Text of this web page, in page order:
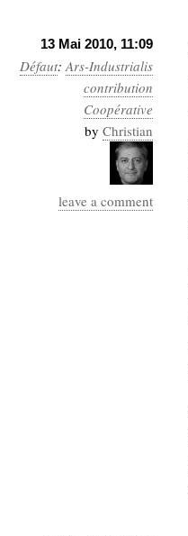
13 Mai 2010, 11:09
Défaut:Ars-Industrialis
contribution
Coopérative
by Christian
leave a comment